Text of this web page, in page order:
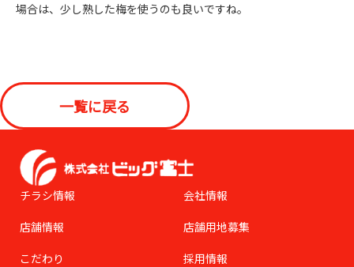
場合は、少し熟した梅を使うのも良いですね。
一覧に戻る
チラシ情報
会社情報
店舗情報
店舗用地募集
こだわり
採用情報